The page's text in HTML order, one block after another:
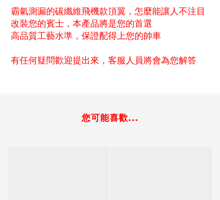
霸氣測漏的碳纖維飛機款頂翼，怎麼能讓人不注目
改裝您的賓士，本產品將是您的首選
高品質工藝水準，保證配得上您的帥車
有任何疑問歡迎提出來，客服人員將會為您解答
您可能喜歡...